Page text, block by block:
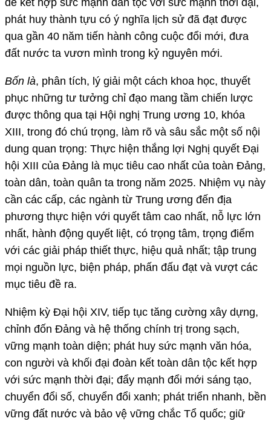
để kết hợp sức mạnh dân tộc với sức mạnh thời đại,
phát huy thành tựu có ý nghĩa lịch sử đã đạt được
qua gần 40 năm tiến hành công cuộc đổi mới, đưa
đất nước ta vươn mình trong kỷ nguyên mới.
Bốn là, phân tích, lý giải một cách khoa học, thuyết
phục những tư tưởng chỉ đạo mang tầm chiến lược
được thông qua tại Hội nghị Trung ương 10, khóa
XIII, trong đó chú trọng, làm rõ và sâu sắc một số nội
dung quan trọng: Thực hiện thắng lợi Nghị quyết Đại
hội XIII của Đảng là mục tiêu cao nhất của toàn Đảng,
toàn dân, toàn quân ta trong năm 2025. Nhiệm vụ này
cần các cấp, các ngành từ Trung ương đến địa
phương thực hiện với quyết tâm cao nhất, nỗ lực lớn
nhất, hành động quyết liệt, có trọng tâm, trọng điểm
với các giải pháp thiết thực, hiệu quả nhất; tập trung
mọi nguồn lực, biện pháp, phấn đấu đạt và vượt các
mục tiêu đề ra.
Nhiệm kỳ Đại hội XIV, tiếp tục tăng cường xây dựng,
chỉnh đốn Đảng và hệ thống chính trị trong sạch,
vững mạnh toàn diện; phát huy sức mạnh văn hóa,
con người và khối đại đoàn kết toàn dân tộc kết hợp
với sức mạnh thời đại; đẩy mạnh đổi mới sáng tạo,
chuyển đổi số, chuyển đổi xanh; phát triển nhanh, bền
vững đất nước và bảo vệ vững chắc Tổ quốc; giữ